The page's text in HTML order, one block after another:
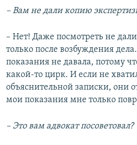
– Вам не дали копию
– Нет! Даже посмотреть не
только после возбуждения
показания не давала, потому
какой-то цирк. И если не
объяснительной записки, они
мои показания мне только
– Это вам адвокат посоветовал?